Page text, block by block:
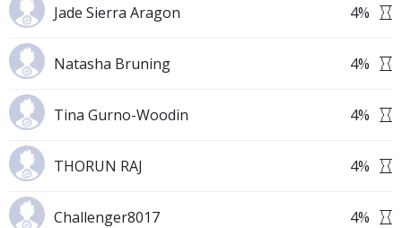
Jade Sierra Aragon 4%
Natasha Bruning 4%
Tina Gurno-Woodin 4%
THORUN RAJ 4%
Challenger8017 4%